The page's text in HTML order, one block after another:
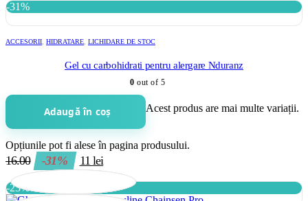
-31%
ACCESORII HIDRATARE LICHIDARE DE STOC
Gel cu carbohidrati pentru alergare Nduranz
0 out of 5
Adaugă în coș Acest produs are mai multe variații.
Opțiunile pot fi alese în pagina produsului.
16.00 -31% 11 lei
-23%